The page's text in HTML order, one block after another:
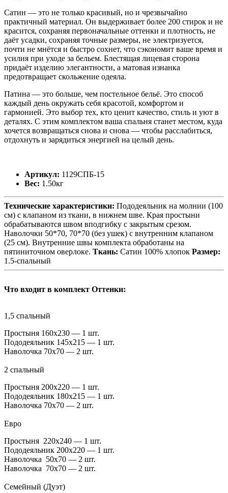
Сатин — это не только красивый, но и чрезвычайно
практичный материал. Он выдерживает более 200 стирок и не
красится, сохраняя первоначальные оттенки и плотность, не
даёт усадки, сохраняя точные размеры, не электризуется,
почти не мнётся и быстро сохнет, что сэкономит ваше время и
усилия при уходе за бельем. Блестящая лицевая сторона
придаёт изделию элегантности, а матовая изнанка
предотвращает скольжение одеяла.
Патина — это больше, чем постельное бельё. Это способ
каждый день окружать себя красотой, комфортом и
гармонией. Это выбор тех, кто ценит качество, стиль и уют в
деталях. С этим комплектом ваша спальня станет местом, куда
хочется возвращаться снова и снова — чтобы расслабиться,
отдохнуть и зарядиться энергией на целый день.
Артикул: 1129СПБ-15
Вес: 1.50кг
Технические характеристики: Пододеяльник на молнии (100
см) с клапаном из ткани, в нижнем шве. Края простыни
обрабатываются швом вподгибку с закрытым срезом.
Наволочки 50*70, 70*70 (без ушек) с внутренним клапаном
(25 см). Внутренние швы комплекта обработаны на
пятиниточном оверлоке. Ткань: Сатин 100% хлопок Размер:
1.5-спальный
Что входит в комплект Оттенки:
1,5 спальный
Простыня 160х230 — 1 шт.
Пододеяльник 145х215 — 1 шт.
Наволочка 70х70 — 2 шт.
2 спальный
Простыня 200х220 — 1 шт.
Пододеяльник 180х215 — 1 шт.
Наволочка 70х70 — 2 шт.
Евро
Простыня 220х240 — 1 шт.
Пододеяльник 200х220 — 1 шт.
Наволочка 50х70 — 2 шт.
Наволочка 70х70 — 2 шт.
Семейный (Дуэт)